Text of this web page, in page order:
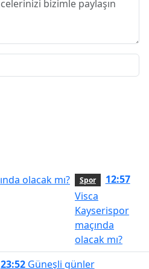
Spor
12:57
Visca
Kayserispor
maçında
olacak mı?
23:52Güneşli günler